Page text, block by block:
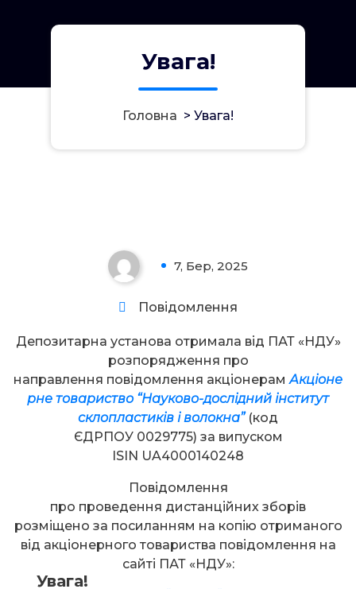
Увага!
Головна > Увага!
7, Бер, 2025
Повідомлення
Увага!
Депозитарна установа отримала від ПАТ «НДУ»
розпорядження про
направлення повідомлення акціонерам Акціоне
рне товариство “Науково-дослідний інститут
склопластиків і волокна” (код
ЄДРПОУ 0029775) за випуском
ISIN UA4000140248
Повідомлення
про проведення дистанційних зборів
розміщено за посиланням на копію отриманого
від акціонерного товариства повідомлення на
сайті ПАТ «НДУ»: